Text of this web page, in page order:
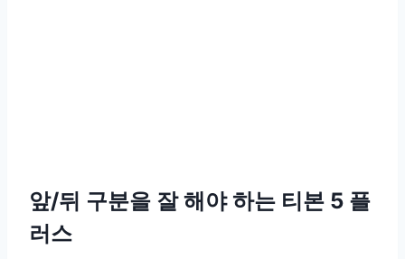
앞/뒤 구분을 잘 해야 하는 티본 5 플
러스